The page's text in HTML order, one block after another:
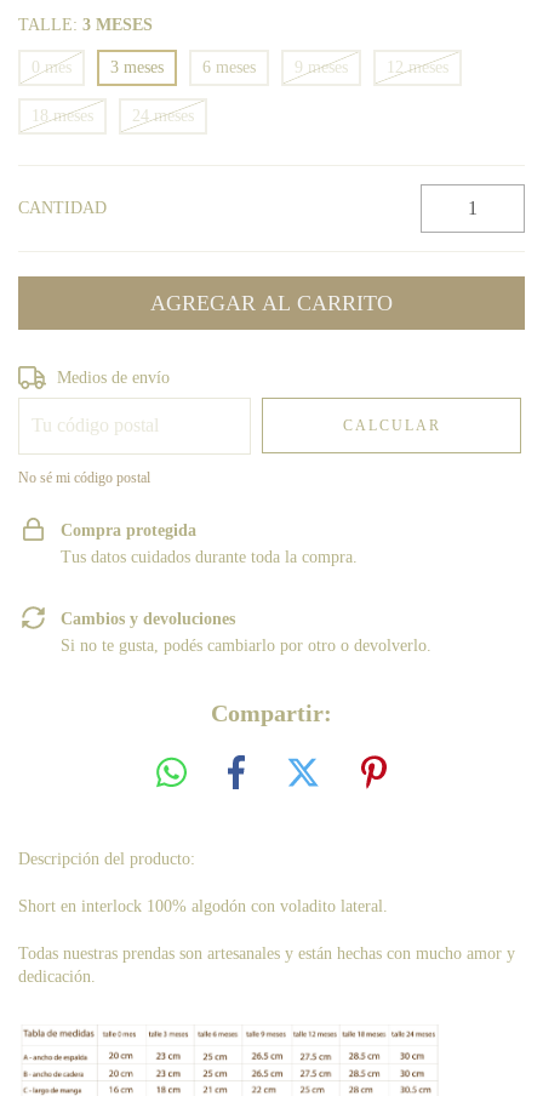
TALLE: 3 MESES
0 mes 3 meses 6 meses 9 meses 12 meses
18 meses 24 meses
CANTIDAD
Entregas para el CP:
Medios de envío
CALCULAR
No sé mi código postal
Compra protegida
Tus datos cuidados durante toda la compra.
Cambios y devoluciones
Si no te gusta, podés cambiarlo por otro o devolverlo.
Compartir:
Descripción del producto:
Short en interlock 100% algodón con voladito lateral.
Todas nuestras prendas son artesanales y están hechas con mucho amor y
dedicación.